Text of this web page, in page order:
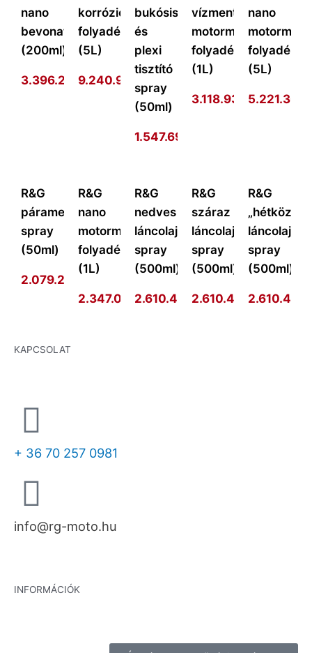
nano
bevonat
(200ml)
3.396.273Ft
korrózióvédő
folyadék
(5L)
9.240.977
bukósisak
és
plexi
tisztító
spray
(50ml)
1.547.693
vízmentes
motormosó
folyadék
(1L)
3.118.938 Ft
nano
motormosó
folyadék
(5L)
5.221.301
R&G
páramentesítő
spray
(50ml)
2.079.292
R&G
nano
motormosó
folyadék
(1L)
2.347.014Ft
R&G
nedves
láncolajzó
spray
(500ml)
2.610.410 Ft
R&G
száraz
láncolajzó
spray
(500ml)
2.610.410 Ft
R&G
láncolajzó
spray
(500ml)
2.610.410
KAPCSOLAT
+ 36 70 257 0981
info@rg-moto.hu
INFORMÁCIÓK